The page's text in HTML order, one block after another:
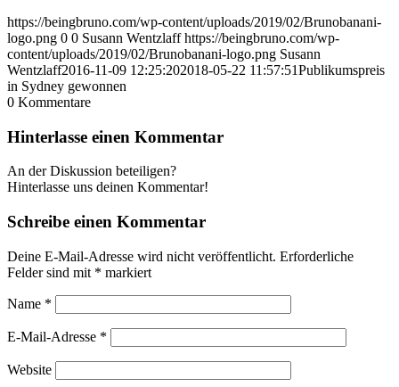
https://beingbruno.com/wp-content/uploads/2019/02/Brunobanani-
logo.png 0 0 Susann Wentzlaff https://beingbruno.com/wp-
content/uploads/2019/02/Brunobanani-logo.png Susann
Wentzlaff2016-11-09 12:25:202018-05-22 11:57:51Publikumspreis
in Sydney gewonnen
0 Kommentare
Hinterlasse einen Kommentar
An der Diskussion beteiligen?
Hinterlasse uns deinen Kommentar!
Schreibe einen Kommentar
Deine E-Mail-Adresse wird nicht veröffentlicht. Erforderliche
Felder sind mit * markiert
Name *
E-Mail-Adresse *
Website